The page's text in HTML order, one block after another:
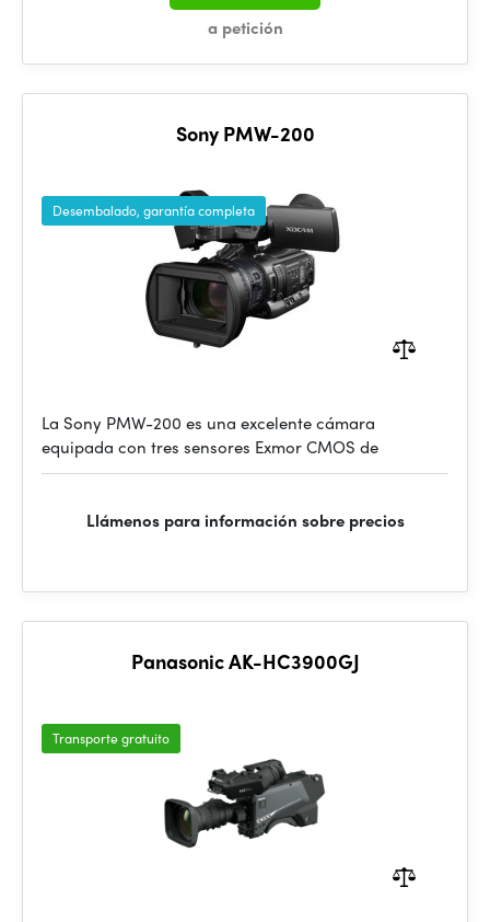
a petición
Sony PMW-200
Desembalado, garantía completa
La Sony PMW-200 es una excelente cámara
equipada con tres sensores Exmor CMOS de
Llámenos para información sobre precios
Panasonic AK-HC3900GJ
Transporte gratuito